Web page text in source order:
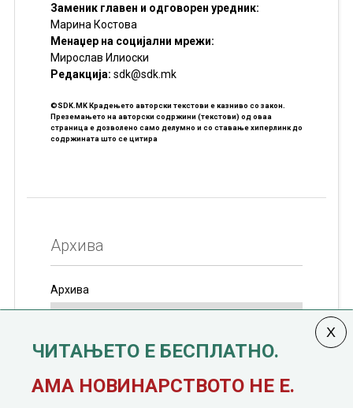
Заменик главен и одговорен уредник:
Марина Костова
Менаџер на социјални мрежи:
Мирослав Илиоски
Редакцијa: sdk@sdk.mk
©SDK.MK Крадењето авторски текстови е казниво со закон.
Преземањето на авторски содржини (текстови) од оваа
страница е дозволено само делумно и со ставање хиперлинк до
содржината што се цитира
Архива
Архива
јануари, 1991 година
ЧИТАЊЕТО Е БЕСПЛАТНО.
АМА НОВИНАРСТВОТО НЕ Е.